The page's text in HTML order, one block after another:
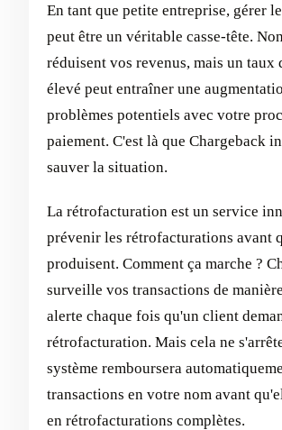
En tant que petite entreprise, gérer
peut être un véritable casse-tête.
réduisent vos revenus, mais un
élevé peut entraîner une
problèmes potentiels avec votre
paiement. C'est là que Chargeback
sauver la situation.
La rétrofacturation est un service
prévenir les rétrofacturations avant
produisent. Comment ça marche ?
surveille vos transactions de
alerte chaque fois qu'un client
rétrofacturation. Mais cela ne
système remboursera
transactions en votre nom avant
en rétrofacturations complètes.